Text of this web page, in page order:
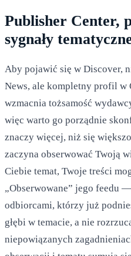
Publisher Center,
sygnały
Aby pojawić się w Discover,
News, ale kompletny profil w
wzmacnia tożsamość
więc warto go porządnie
znaczy więcej, niż się
zaczyna obserwować Twoją
Ciebie temat, Twoje treści
„Obserwowane” jego feedu
odbiorcami, którzy już
głębi w temacie, a nie
niepowiązanych